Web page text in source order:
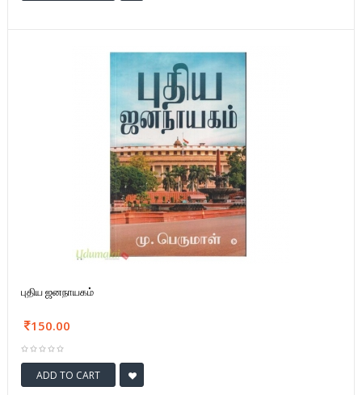
புதிய ஜனநாயகம்
150.00
ADD TO CART